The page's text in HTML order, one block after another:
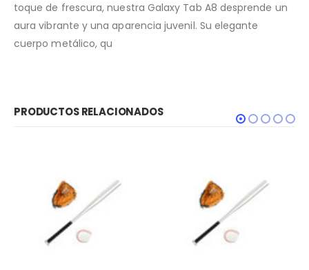
toque de frescura, nuestra Galaxy Tab A8 desprende un
aura vibrante y una aparencia juvenil. Su elegante
cuerpo metálico, qu
PRODUCTOS RELACIONADOS